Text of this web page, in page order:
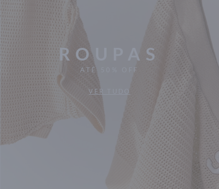
ROUPAS
ATÉ 50% OFF
VER TUDO